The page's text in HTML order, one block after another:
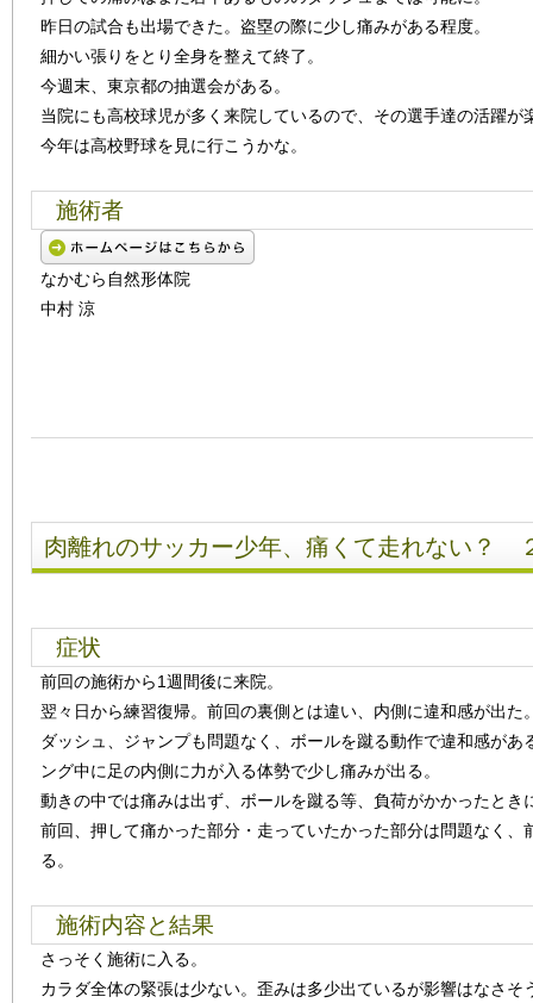
昨日の試合も出場できた。盗塁の際に少し痛みがある程度。
細かい張りをとり全身を整えて終了。
今週末、東京都の抽選会がある。
当院にも高校球児が多く来院しているので、その選手達の活躍が
今年は高校野球を見に行こうかな。
施術者
なかむら自然形体院
中村 涼
肉離れのサッカー少年、痛くて走れない？
症状
前回の施術から1週間後に来院。
翌々日から練習復帰。前回の裏側とは違い、内側に違和感が出た
ダッシュ、ジャンプも問題なく、ボールを蹴る動作で違和感が
ング中に足の内側に力が入る体勢で少し痛みが出る。
動きの中では痛みは出ず、ボールを蹴る等、負荷がかかったとき
前回、押して痛かった部分・走っていたかった部分は問題なく
る。
施術内容と結果
さっそく施術に入る。
カラダ全体の緊張は少ない。歪みは多少出ているが影響はなさそ